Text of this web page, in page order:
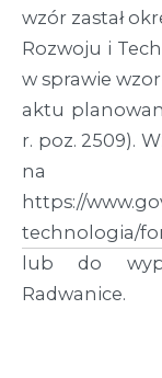
wzór zastał
Rozwoju i
w sprawie
aktu
r. poz. 2509).
na
https://
technologia/
lub do
Radwanice.